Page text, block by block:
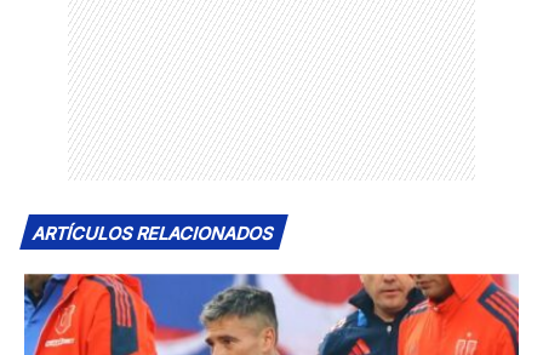
ARTÍCULOS RELACIONADOS